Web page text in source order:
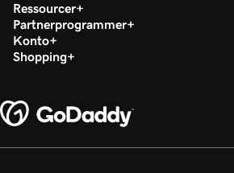
Ressourcer
Partnerprogrammer
Konto
Shopping